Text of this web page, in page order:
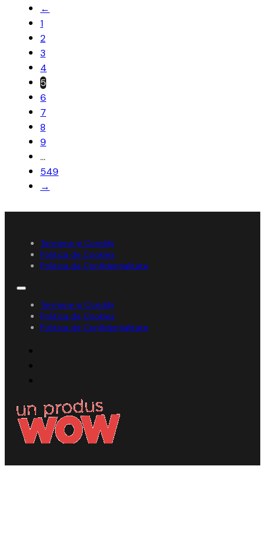
←
1
2
3
4
5
6
7
8
9
…
549
→
Termene și Condiții
Politica de Cookies
Politica de Confidențialitate
Termene și Condiții
Politica de Cookies
Politica de Confidențialitate